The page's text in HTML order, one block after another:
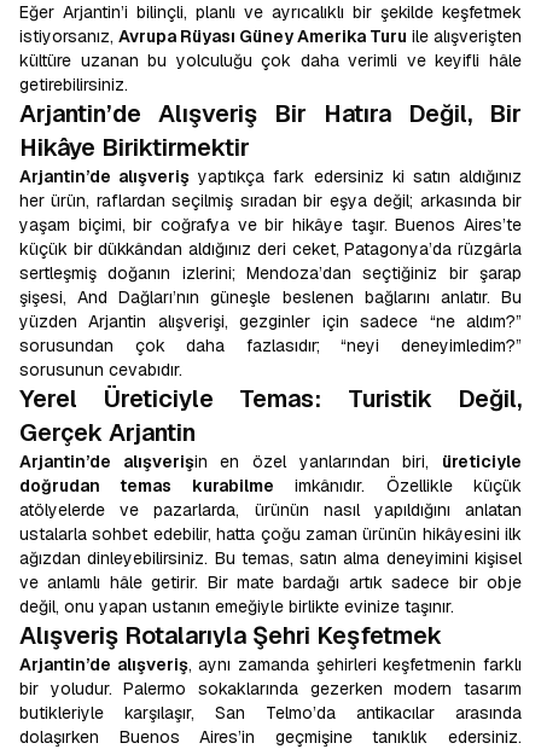
Eğer Arjantin’i bilinçli, planlı ve ayrıcalıklı bir şekilde keşfetmek
istiyorsanız, Avrupa Rüyası Güney Amerika Turu ile alışverişten
kültüre uzanan bu yolculuğu çok daha verimli ve keyifli hâle
getirebilirsiniz.
Arjantin’de Alışveriş Bir Hatıra Değil, Bir
Hikâye Biriktirmektir
Arjantin’de alışveriş yaptıkça fark edersiniz ki satın aldığınız
her ürün, raflardan seçilmiş sıradan bir eşya değil; arkasında bir
yaşam biçimi, bir coğrafya ve bir hikâye taşır. Buenos Aires’te
küçük bir dükkândan aldığınız deri ceket, Patagonya’da rüzgârla
sertleşmiş doğanın izlerini; Mendoza’dan seçtiğiniz bir şarap
şişesi, And Dağları’nın güneşle beslenen bağlarını anlatır. Bu
yüzden Arjantin alışverişi, gezginler için sadece “ne aldım?”
sorusundan çok daha fazlasıdır; “neyi deneyimledim?”
sorusunun cevabıdır.
Yerel Üreticiyle Temas: Turistik Değil,
Gerçek Arjantin
Arjantin’de alışverişin en özel yanlarından biri, üreticiyle
doğrudan temas kurabilme imkânıdır. Özellikle küçük
atölyelerde ve pazarlarda, ürünün nasıl yapıldığını anlatan
ustalarla sohbet edebilir, hatta çoğu zaman ürünün hikâyesini ilk
ağızdan dinleyebilirsiniz. Bu temas, satın alma deneyimini kişisel
ve anlamlı hâle getirir. Bir mate bardağı artık sadece bir obje
değil, onu yapan ustanın emeğiyle birlikte evinize taşınır.
Alışveriş Rotalarıyla Şehri Keşfetmek
Arjantin’de alışveriş, aynı zamanda şehirleri keşfetmenin farklı
bir yoludur. Palermo sokaklarında gezerken modern tasarım
butikleriyle karşılaşır, San Telmo’da antikacılar arasında
dolaşırken Buenos Aires’in geçmişine tanıklık edersiniz.